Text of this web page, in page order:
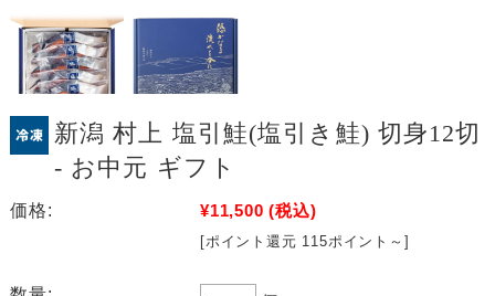
新潟 村上 塩引鮭(塩引き鮭) 切身12切
- お中元 ギフト
価格: ¥11,500 (税込)
[ポイント還元 115ポイント～]